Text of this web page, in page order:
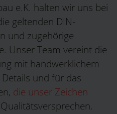
e.K. halten wir uns bei
geltenden DIN-
und zugehörige
Unser Team vereint die
mit handwerklichem
und für das
die unser Zeichen